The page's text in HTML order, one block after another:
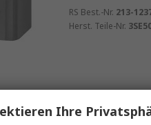
RS Best.-Nr. 213-
Herst. Teile-Nr.
Auf Lager
Ihre